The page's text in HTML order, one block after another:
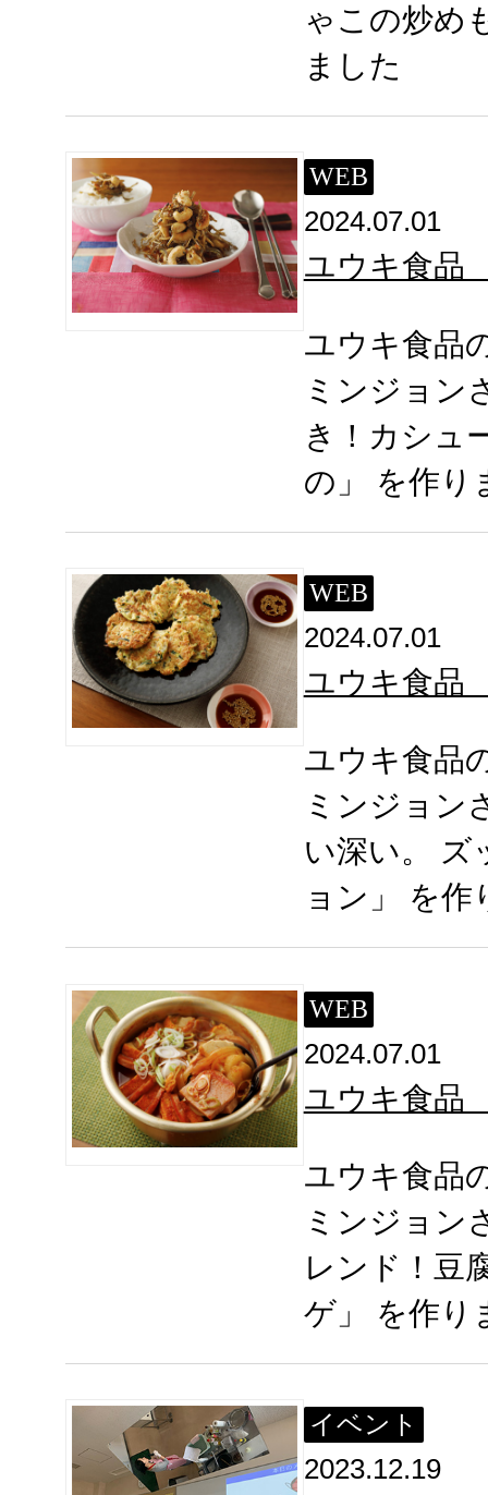
ゃこの炒め
ました
WEB
2024.07.01
ユウキ食品
ユウキ食品
ミンジョン
き！カシュ
の」 を作り
WEB
2024.07.01
ユウキ食品
ユウキ食品
ミンジョン
い深い。 ズ
ョン」 を作
WEB
2024.07.01
ユウキ食品
ユウキ食品
ミンジョン
レンド！豆
ゲ」 を作り
イベント
2023.12.19